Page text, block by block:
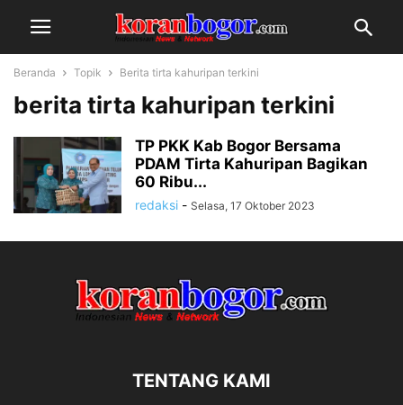
Beranda Topik Berita tirta kahuripan terkini
berita tirta kahuripan terkini
TP PKK Kab Bogor Bersama
PDAM Tirta Kahuripan Bagikan
60 Ribu...
redaksi - Selasa, 17 Oktober 2023
TENTANG KAMI